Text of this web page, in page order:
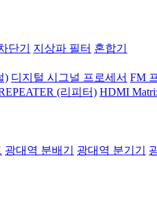
단기 지상파 필터 혼합기
) 디지털 시그널 프로세서 FM
(리피터) HDMI
광대역 분배기 광대역 분기기